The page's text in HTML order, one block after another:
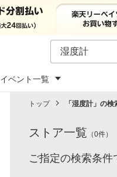
イベント一覧
トップ 「 湿度計 」の検
ストア一覧 （0件）
ご指定の検索条件